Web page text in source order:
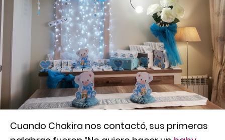
Cuando Chakira nos contactó, sus primeras